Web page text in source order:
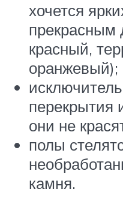
хочется
прекрасным
красный,
оранжевый);
перекрытия
они не
полы
камня.